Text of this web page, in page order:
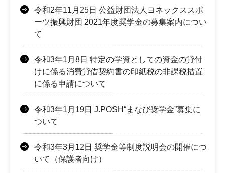
令和2年11月25日 公益財団法人ヨネックススポ
ーツ振興財団 2021年度奨学金の募集案内につい
て
令和3年1月8日 特定の学資としての資金の貸付
けに係る消費貸借契約書の印紙税の非課税措置
に係る申請について
令和3年1月19日 J.POSH“まなび奨学金”募集に
ついて
令和3年3月12日 奨学金等制度説明会の開催につ
いて（保護者向け）